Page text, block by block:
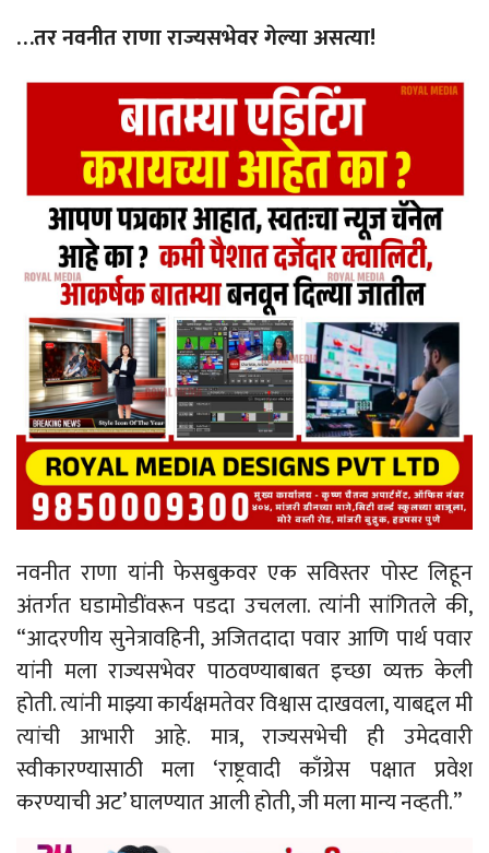
…तर नवनीत राणा राज्यसभेवर गेल्या असत्या!
नवनीत राणा यांनी फेसबुकवर एक सविस्तर पोस्ट लिहून
अंतर्गत घडामोडींवरून पडदा उचलला. त्यांनी सांगितले की,
“आदरणीय सुनेत्रावहिनी, अजितदादा पवार आणि पार्थ पवार
यांनी मला राज्यसभेवर पाठवण्याबाबत इच्छा व्यक्त केली
होती. त्यांनी माझ्या कार्यक्षमतेवर विश्वास दाखवला, याबद्दल मी
त्यांची आभारी आहे. मात्र, राज्यसभेची ही उमेदवारी
स्वीकारण्यासाठी मला ‘राष्ट्रवादी काँग्रेस पक्षात प्रवेश
करण्याची अट’ घालण्यात आली होती, जी मला मान्य नव्हती.”